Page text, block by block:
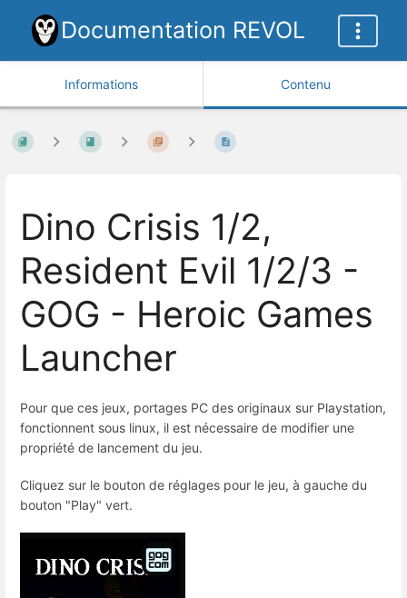
Documentation REVOL
Informations Contenu
Dino Crisis 1/2,
Resident Evil 1/2/3 -
GOG - Heroic Games
Launcher
Pour que ces jeux, portages PC des originaux sur Playstation,
fonctionnent sous linux, il est nécessaire de modifier une
propriété de lancement du jeu.
Cliquez sur le bouton de réglages pour le jeu, à gauche du
bouton "Play" vert.